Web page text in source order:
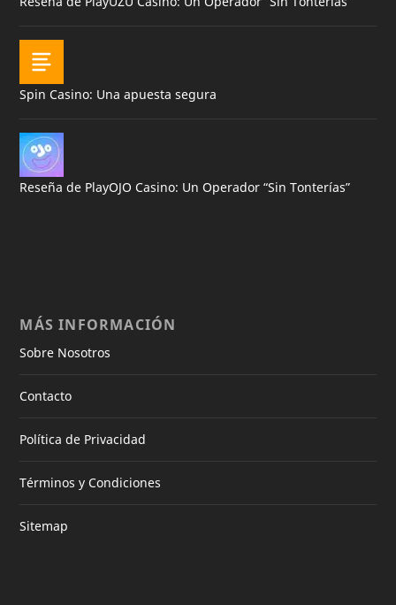
Spin Casino: Una apuesta segura
Reseña de PlayOJO Casino: Un Operador “Sin Tonterías”
MÁS INFORMACIÓN
Sobre Nosotros
Contacto
Política de Privacidad
Términos y Condiciones
Sitemap